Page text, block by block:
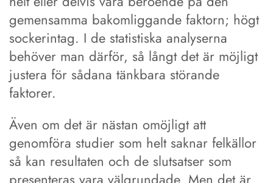
gemensamma bakomliggande faktorn; högt
sockerintag. I de statistiska analyserna
behöver man därför, så långt det är möjligt
justera för sådana tänkbara störande
faktorer.
Även om det är nästan omöjligt att
genomföra studier som helt saknar felkällor
så kan resultaten och de slutsatser som